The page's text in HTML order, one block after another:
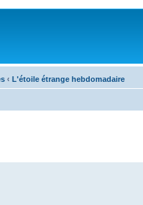
‹ L'étoile étrange hebdomadaire